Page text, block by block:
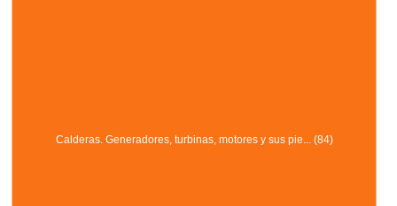
Calderas. Generadores, turbinas, motores y sus pie... (84)